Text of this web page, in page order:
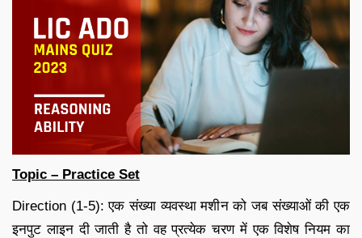
Topic – Practice Set
Direction (1-5): एक संख्या व्यवस्था मशीन को जब संख्याओं की एक
इनपुट लाइन दी जाती है तो वह प्रत्येक चरण में एक विशेष नियम का